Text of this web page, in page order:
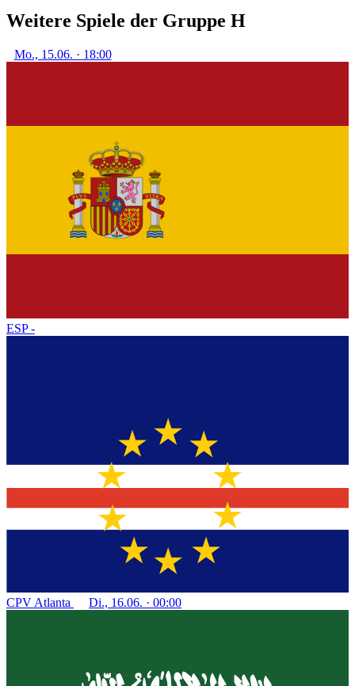
Weitere Spiele der Gruppe H
Mo., 15.06. · 18:00
ESP -
CPV Atlanta Di., 16.06. · 00:00